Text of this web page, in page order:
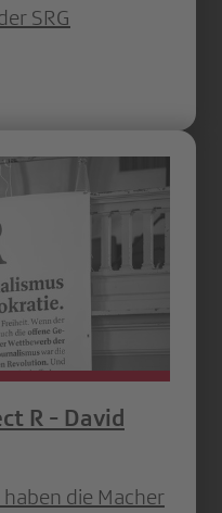
SRG
R - David
die Macher